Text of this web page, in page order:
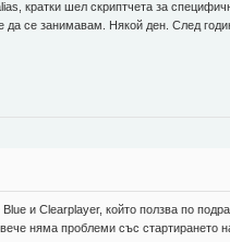
кратки шел скриптчета за
да се занимавам. Някой ден. След
и Clearplayer, който ползва по
няма проблеми със стартирането